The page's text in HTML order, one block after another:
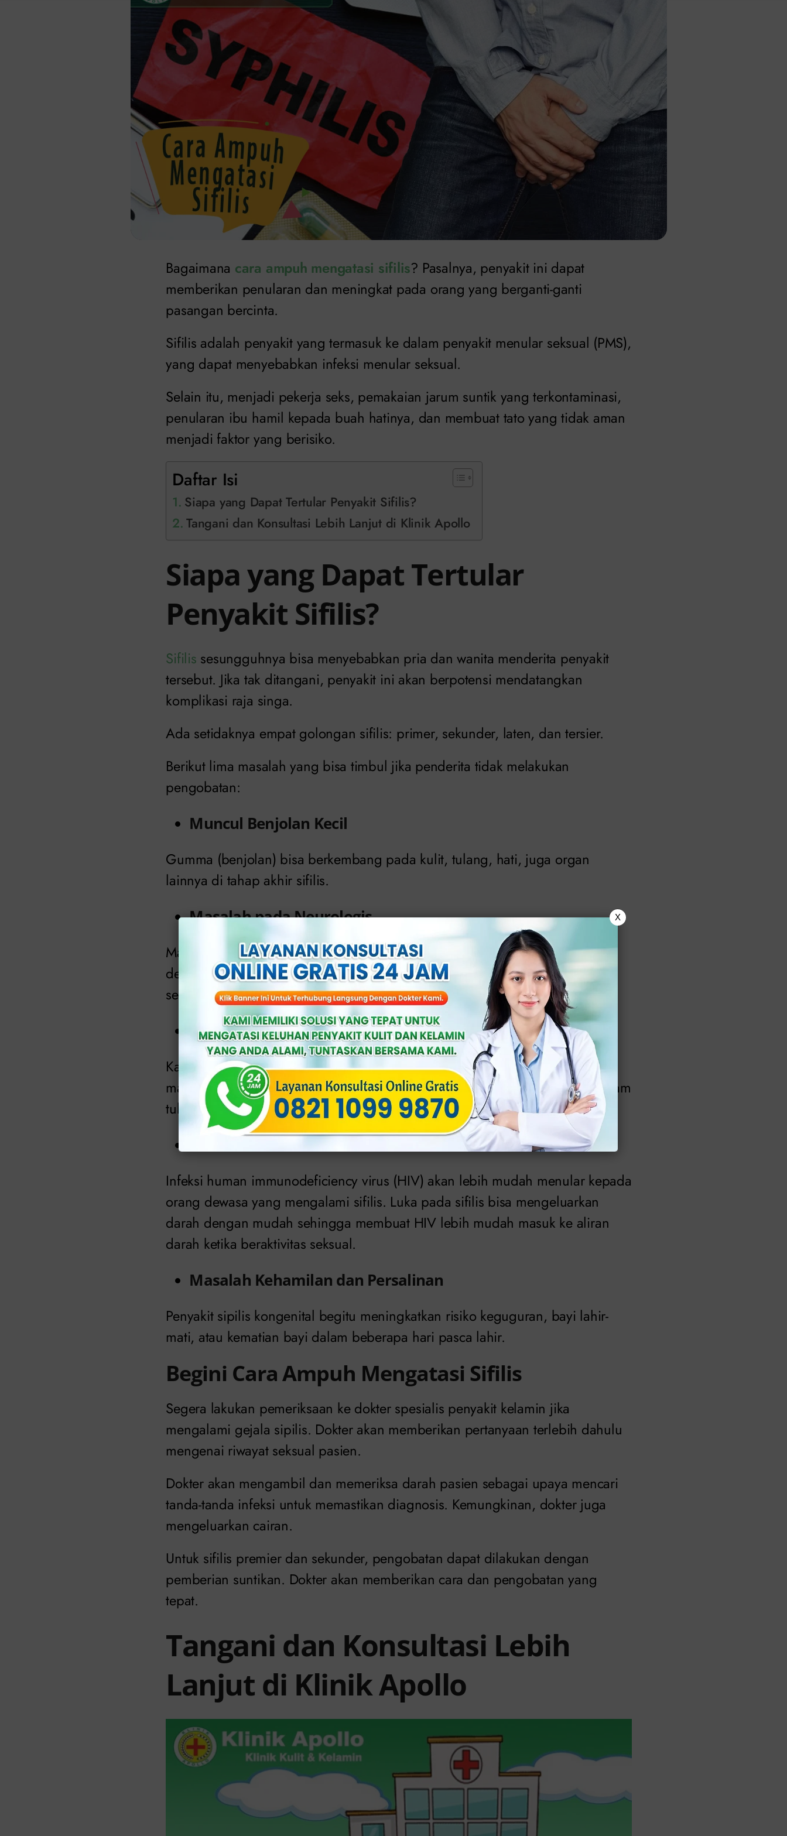
Bagaimana cara ampuh mengatasi sifilis? Pasalnya, penyakit ini dapat
memberikan penularan dan meningkat pada orang yang berganti-ganti
pasangan bercinta.
Sifilis adalah penyakit yang termasuk ke dalam penyakit menular seksual (PMS),
yang dapat menyebabkan infeksi menular seksual.
Selain itu, menjadi pekerja seks, pemakaian jarum suntik yang terkontaminasi,
penularan ibu hamil kepada buah hatinya, dan membuat tato yang tidak aman
menjadi faktor yang berisiko.
Daftar Isi
Siapa yang Dapat Tertular Penyakit Sifilis?
Tangani dan Konsultasi Lebih Lanjut di Klinik Apollo
Siapa yang Dapat Tertular
Penyakit Sifilis?
Sifilis sesungguhnya bisa menyebabkan pria dan wanita menderita penyakit
tersebut. Jika tak ditangani, penyakit ini akan berpotensi mendatangkan
komplikasi raja singa.
Ada setidaknya empat golongan sifilis: primer, sekunder, laten, dan tersier.
Berikut lima masalah yang bisa timbul jika penderita tidak melakukan
pengobatan:
Muncul Benjolan Kecil
Gumma (benjolan) bisa berkembang pada kulit, tulang, hati, juga organ
lainnya di tahap akhir sifilis.
Masalah pada Neurologis
Masalah ini meliputi gangguan pendengaran, peradangan pada meningen,
demensia, masalah pandangan, kurangnya hasrat melakukan hubungan
seksual pada pria, dan inkontinensia urine.
Kardiovaskular
Kardiovaskular tidak dapat dianggap remeh karena akan mengakibatkan
masalah serius pada tubuh. Misalnya, pembengkakan aorta (arteri utama dalam
tubuh), pembuluh darah lainnya, serta dapat merusak katup jantung.
Infeksi human immunodeficiency virus (HIV) akan lebih mudah menular kepada
orang dewasa yang mengalami sifilis. Luka pada sifilis bisa mengeluarkan
darah dengan mudah sehingga membuat HIV lebih mudah masuk ke aliran
darah ketika beraktivitas seksual.
Masalah Kehamilan dan Persalinan
Penyakit sipilis kongenital begitu meningkatkan risiko keguguran, bayi lahir-
mati, atau kematian bayi dalam beberapa hari pasca lahir.
Begini Cara Ampuh Mengatasi Sifilis
Segera lakukan pemeriksaan ke dokter spesialis penyakit kelamin jika
mengalami gejala sipilis. Dokter akan memberikan pertanyaan terlebih dahulu
mengenai riwayat seksual pasien.
Dokter akan mengambil dan memeriksa darah pasien sebagai upaya mencari
tanda-tanda infeksi untuk memastikan diagnosis. Kemungkinan, dokter juga
mengeluarkan cairan.
Untuk sifilis premier dan sekunder, pengobatan dapat dilakukan dengan
pemberian suntikan. Dokter akan memberikan cara dan pengobatan yang
tepat.
Tangani dan Konsultasi Lebih
Lanjut di Klinik Apollo
X